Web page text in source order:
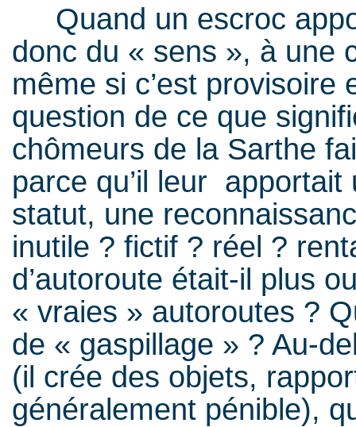
Quand un escroc
donc du « sens », à une
même si c’est provisoire
question de ce que
chômeurs de la Sarthe
parce qu’il leur
statut, une
inutile ? fictif ? réel ?
d’autoroute était-il plus
« vraies » autoroutes ?
de « gaspillage » ? Au-
(il crée des objets,
généralement pénible),